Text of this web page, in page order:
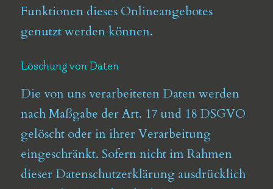
Funktionen dieses Onlineangebotes
genutzt werden können.
Löschung von Daten
Die von uns verarbeiteten Daten werden
nach Maßgabe der Art. 17 und 18 DSGVO
gelöscht oder in ihrer Verarbeitung
eingeschränkt. Sofern nicht im Rahmen
dieser Datenschutzerklärung ausdrücklich